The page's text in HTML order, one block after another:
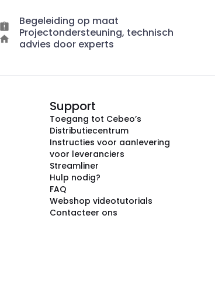
Begeleiding op maat
Projectondersteuning, technisch
advies door experts
Support
Toegang tot Cebeo’s
Distributiecentrum
Instructies voor aanlevering
voor leveranciers
Streamliner
Hulp nodig?
FAQ
Webshop videotutorials
Contacteer ons